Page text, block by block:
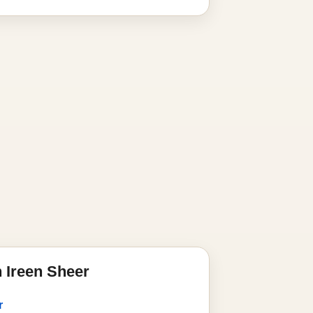
Ireen Sheer